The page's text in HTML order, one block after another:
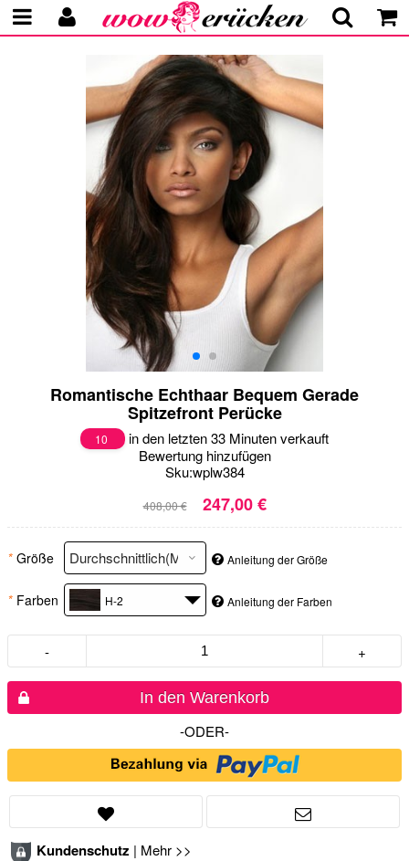
Romantische Echthaar Bequem Gerade
Spitzefront Perücke
10
in den letzten 33 Minuten verkauft
Bewertung hinzufügen
Sku:wplw384
408,00 € 247,00 €
* Größe Anleitung der Größe
* Farben H-2 Anleitung der Farben
- +
In den Warenkorb
-ODER-
Kundenschutz | Mehr >>